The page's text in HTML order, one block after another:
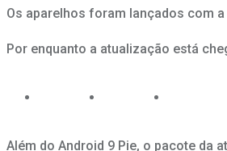
Os aparelhos foram lançados com
Por enquanto a atualização está
Além do Android 9 Pie, o pacote da